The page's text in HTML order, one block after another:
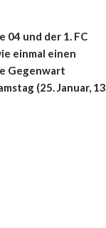
04 und der 1. FC
einmal einen
Gegenwart
(25. Januar, 13